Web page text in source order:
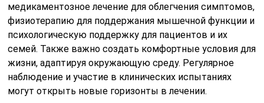
медикаментозное лечение для облегчения симптомов,
физиотерапию для поддержания мышечной функции и
психологическую поддержку для пациентов и их
семей. Также важно создать комфортные условия для
жизни, адаптируя окружающую среду. Регулярное
наблюдение и участие в клинических испытаниях
могут открыть новые горизонты в лечении.